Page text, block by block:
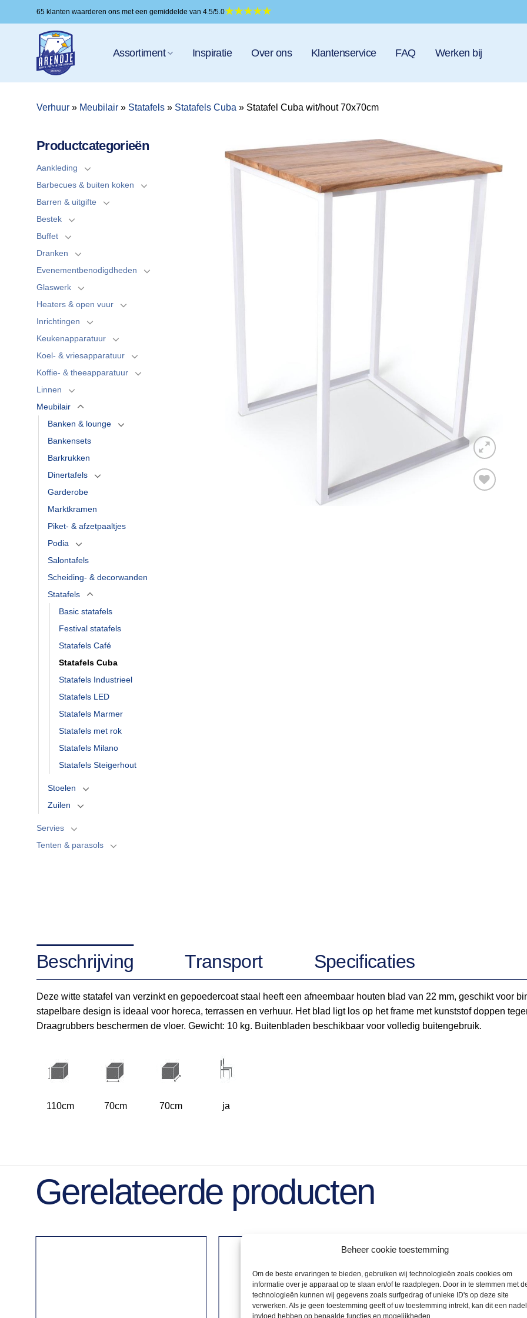
Beheer cookie toestemming
Om de beste ervaringen te bieden, gebruiken wij technologieën zoals cookies om
informatie over je apparaat op te slaan en/of te raadplegen. Door in te stemmen met
technologieën kunnen wij gegevens zoals surfgedrag of unieke ID's op deze site
verwerken. Als je geen toestemming geeft of uw toestemming intrekt, kan dit een
invloed hebben op bepaalde functies en mogelijkheden.
naar
65 klanten waarderen ons met een gemiddelde van 4.5/5.0
Assortiment Inspiratie Over ons Klantenservice FAQ Werken bij
Verhuur » Meubilair » Statafels » Statafels Cuba » Statafel Cuba wit/hout 70x70cm
Productcategorieën
Aankleding
Barbecues & buiten koken
Barren & uitgifte
Bestek
Buffet
Dranken
Evenementbenodigdheden
Glaswerk
Heaters & open vuur
Inrichtingen
Keukenapparatuur
Koel- & vriesapparatuur
Koffie- & theeapparatuur
Linnen
Meubilair
Banken & lounge
Bankensets
Barkrukken
Dinertafels
Garderobe
Marktkramen
Piket- & afzetpaaltjes
Podia
Salontafels
Scheiding- & decorwanden
Statafels
Basic statafels
Festival statafels
Statafels Café
Statafels Cuba
Statafels Industrieel
Statafels LED
Statafels Marmer
Statafels met rok
Statafels Milano
Statafels Steigerhout
Stoelen
Zuilen
Servies
Tenten & parasols
Beschrijving Transport Specificaties
Deze witte statafel van verzinkt en gepoedercoat staal heeft een afneembaar houten blad van 22 mm, geschikt voor
stapelbare design is ideaal voor horeca, terrassen en verhuur. Het blad ligt los op het frame met kunststof doppen
Draagrubbers beschermen de vloer. Gewicht: 10 kg. Buitenbladen beschikbaar voor volledig buitengebruik.
110cm 70cm 70cm ja
Gerelateerde producten